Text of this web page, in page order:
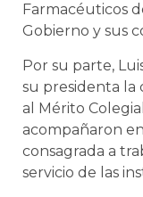
Farmacéuticos
Gobierno y sus
Por su parte,
su presidenta la
al Mérito
acompañaron
consagrada a
servicio de las